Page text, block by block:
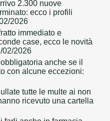
2.300 nuove
ecco i profili
2026
immediato e
case, ecco le novità
02/2026
anche se il
con alcune eccezioni:
tutte le multe ai non
ricevuto una cartella